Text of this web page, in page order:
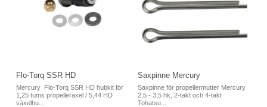
Flo-Torq SSR HD
Mercury Flo-Torq SSR HD hubkit för
1,25 tums propelleraxel / 5,44 HD
växelhu...
Saxpinne Mercury
Saxpinne för propellermutter Mercury
2,5 - 3,5 hk, 2-takt och 4-takt
Tohatsu...